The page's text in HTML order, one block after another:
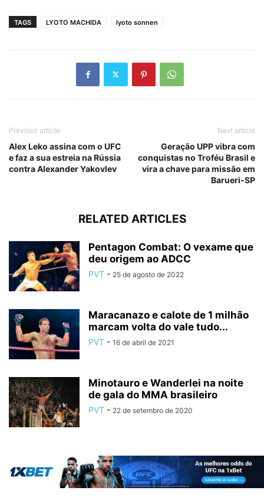
TAGS LYOTO MACHIDA lyoto sonnen
Previous article
Alex Leko assina com o UFC
e faz a sua estreia na Rússia
contra Alexander Yakovlev
Next article
Geração UPP vibra com
conquistas no Troféu Brasil e
vira a chave para missão em
Barueri-SP
RELATED ARTICLES
Pentagon Combat: O vexame que
deu origem ao ADCC
PVT - 25 de agosto de 2022
Maracanazo e calote de 1 milhão
marcam volta do vale tudo...
PVT - 16 de abril de 2021
Minotauro e Wanderlei na noite
de gala do MMA brasileiro
PVT - 22 de setembro de 2020